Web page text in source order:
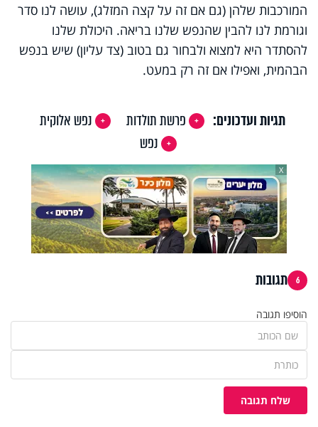
המורכבות שלהן (גם אם זה על קצה המזלג), עושה לנו סדר
וגורמת לנו להבין שהנפש שלנו בריאה. היכולת שלנו
להסתדר היא למצוא ולבחור גם בטוב (צד עליון) שיש בנפש
הבהמית, ואפילו אם זה רק במעט.
תגיות ועדכונים: פרשת תולדות
נפש אלוקית
נפש
X
6 תגובות
הוסיפו תגובה
שלח תגובה